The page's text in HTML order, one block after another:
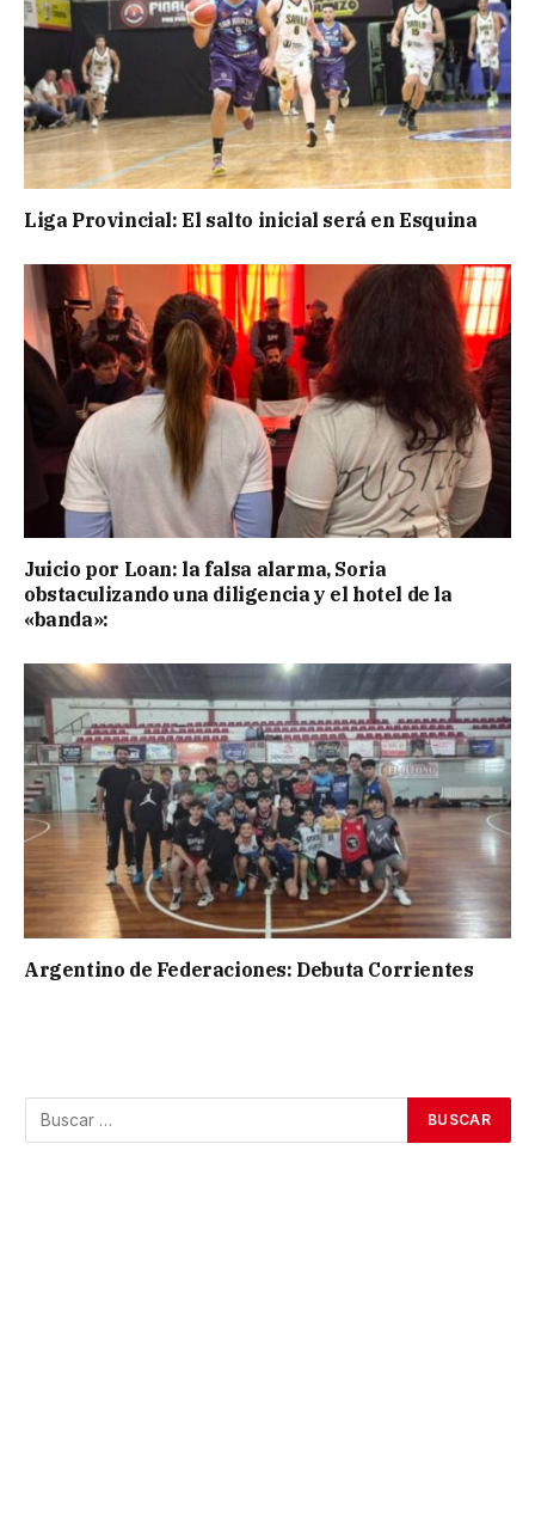
Liga Provincial: El salto inicial será en Esquina
Juicio por Loan: la falsa alarma, Soria
obstaculizando una diligencia y el hotel de la
«banda»:
Argentino de Federaciones: Debuta Corrientes